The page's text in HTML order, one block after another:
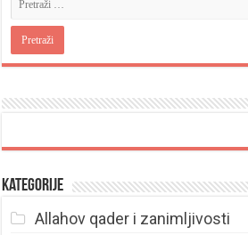
Kategorije
Allahov qader i zanimljivosti